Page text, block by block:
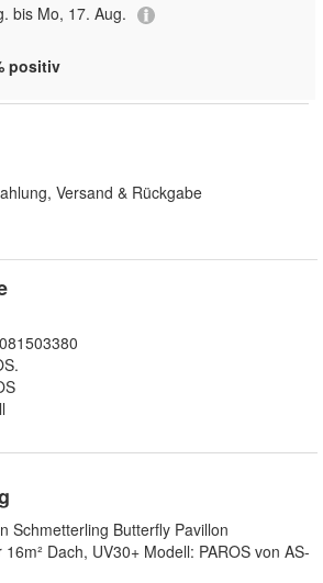
bis Mo, 17. Aug.
positiv
Versand & Rückgabe
Schmetterling Butterfly Pavillon
Dach, UV30+ Modell: PAROS von AS-